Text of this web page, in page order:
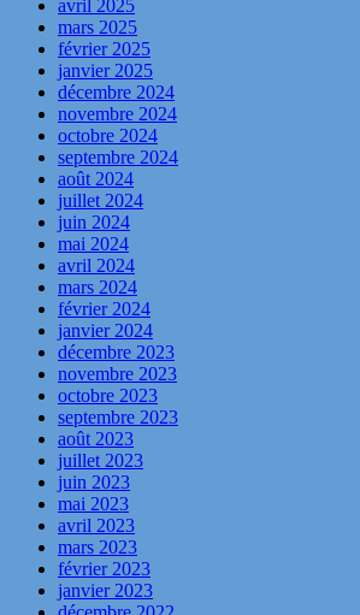
avril 2025
mars 2025
février 2025
janvier 2025
décembre 2024
novembre 2024
octobre 2024
septembre 2024
août 2024
juillet 2024
juin 2024
mai 2024
avril 2024
mars 2024
février 2024
janvier 2024
décembre 2023
novembre 2023
octobre 2023
septembre 2023
août 2023
juillet 2023
juin 2023
mai 2023
avril 2023
mars 2023
février 2023
janvier 2023